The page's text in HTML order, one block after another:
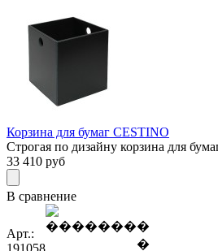
Корзина для бумаг CESTINO
Строгая по дизайну корзина для
33 410 руб
В сравнение
Арт.:
191058